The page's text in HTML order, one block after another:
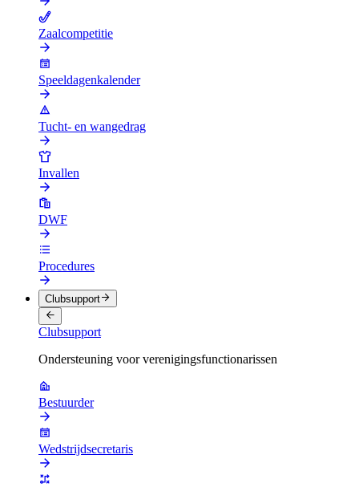
Zaalcompetitie
Speeldagenkalender
Tucht- en wangedrag
Invallen
DWF
Procedures
Clubsupport
Clubsupport
Ondersteuning voor verenigingsfunctionarissen
Bestuurder
Wedstrijdsecretaris